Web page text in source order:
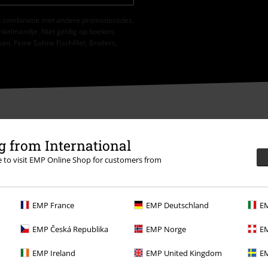
from International
to visit EMP Online Shop for customers from
EMP France EMP Deutschland
EMP Česká Republika EMP Norge
EMP Ireland EMP United Kingdom
met andere promotiecodes.
Niet geldig op boeken,
Feine Sahne Fischfilet, Broilers,